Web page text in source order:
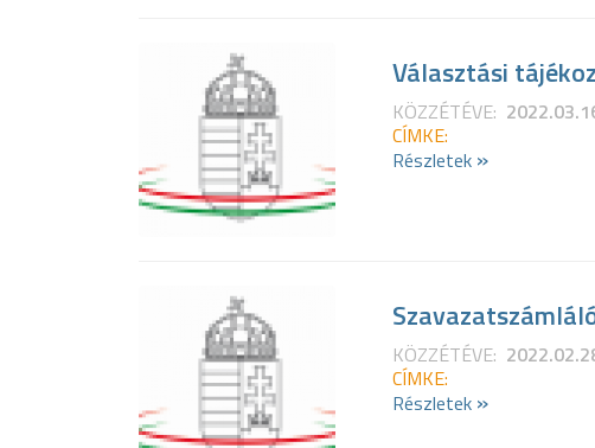
Választási
KÖZZÉTÉVE:
CÍMKE:
Részletek »
KÖZZÉTÉVE:
CÍMKE:
Részletek »